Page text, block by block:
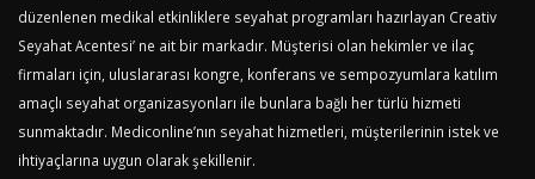
düzenlenen medikal etkinliklere seyahat programları hazırlayan Creativ
Seyahat Acentesi’ ne ait bir markadır. Müşterisi olan hekimler ve ilaç
firmaları için, uluslararası kongre, konferans ve sempozyumlara katılım
amaçlı seyahat organizasyonları ile bunlara bağlı her türlü hizmeti
sunmaktadır. Mediconline’nın seyahat hizmetleri, müşterilerinin istek ve
ihtiyaçlarına uygun olarak şekillenir.